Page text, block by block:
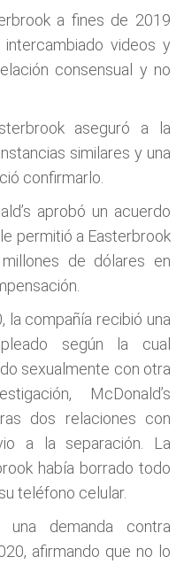
a fines de 2019
videos y
consensual y no
aseguró a la
similares y una
confirmarlo.
aprobó un acuerdo
le permitió a Easterbrook
de dólares en
la compañía recibió una
según la cual
sexualmente con otra
McDonald’s
dos relaciones con
a la separación. La
había borrado todo
teléfono celular.
demanda contra
afirmando que no lo